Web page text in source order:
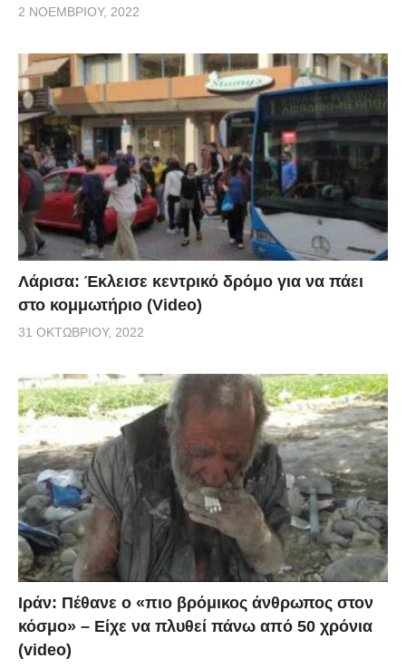
2 ΝΟΕΜΒΡΊΟΥ, 2022
Λάρισα: Έκλεισε κεντρικό δρόμο για να πάει
στο κομμωτήριο (Video)
31 ΟΚΤΩΒΡΊΟΥ, 2022
Ιράν: Πέθανε ο «πιο βρόμικος άνθρωπος στον
κόσμο» – Είχε να πλυθεί πάνω από 50 χρόνια
(video)